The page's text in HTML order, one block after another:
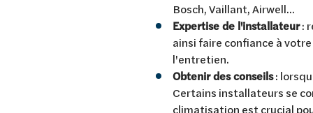
Bosch, Vaillant, Airwell...
Expertise de l'installateur:
ainsi faire confiance à
l'entretien.
Obtenir des conseils:
Certains installateurs se
climatisation est crucial